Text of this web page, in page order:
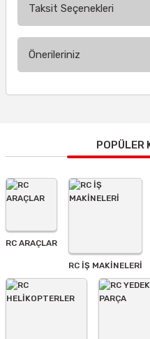
Taksit Seçenekleri
Önerileriniz
Görüş ve önerileriniz için
Ürün resmi kalitesiz,
Ürün açıklamasında
Ürün fiyatı diğer sitelerden
Bu ürüne benzer farklı
POPÜLER
RC ARAÇLAR
RC İŞ MAKİNELERİ